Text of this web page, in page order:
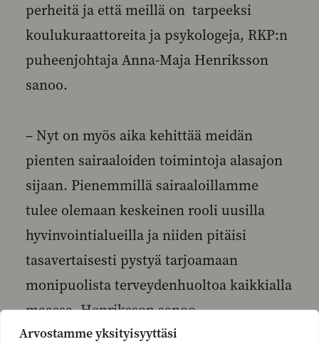
Arvostamme yksityisyyttäsi
perheitä ja että meillä on tarpeeksi
koulukuraattoreita ja psykologeja, RKP:n
puheenjohtaja Anna-Maja Henriksson
sanoo.
– Nyt on myös aika kehittää meidän
pienten sairaaloiden toimintoja alasajon
sijaan. Pienemmillä sairaaloillamme
tulee olemaan keskeinen rooli uusilla
hyvinvointialueilla ja niiden pitäisi
tasavertaisesti pystyä tarjoamaan
monipuolista terveydenhuoltoa kaikkialla
maassa, Henriksson sanoo.